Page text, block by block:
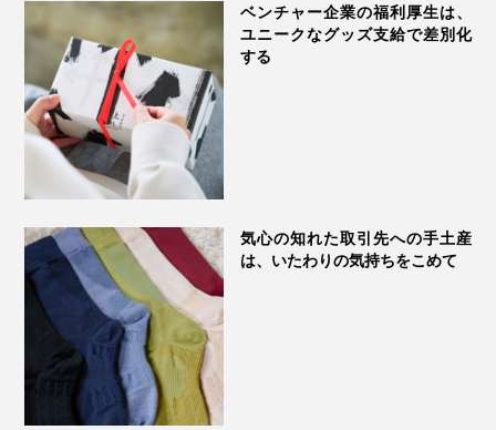
ベンチャー企業の福利厚生は、
ユニークなグッズ支給で差別化
する
気心の知れた取引先への手土産
は、いたわりの気持ちをこめて